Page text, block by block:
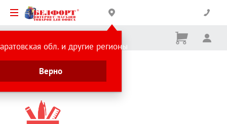
обл. и другие регионы
Верно
Корзина
Ничего
Главная страница
Каталог